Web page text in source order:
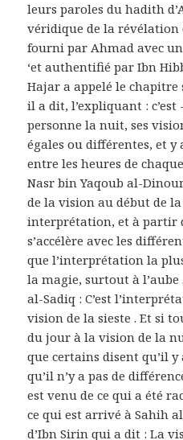
leurs paroles du hadith
véridique de la révélation
fourni par Ahmad avec
‘et authentifié par Ibn
Hajar a appelé le
il a dit, l’expliquant :
personne la nuit, ses
égales ou différentes, et y
entre les heures de
Nasr bin Yaqoub al-
de la vision au début de
interprétation, et à partir
s’accélère avec les
que l’interprétation la
la magie, surtout à l’aube
al-Sadiq : C’est
vision de la sieste . Et si
du jour à la vision de la
que certains disent qu’il
qu’il n’y a pas de
est venu de ce qui a été
ce qui est arrivé à Sahih
d’Ibn Sirin qui a dit : La